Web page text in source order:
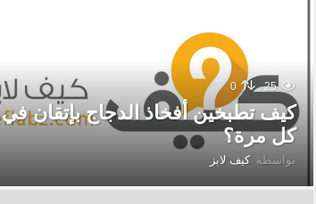
25
0
كيف تطبخين أفخاذ الدجاج بإتقان في
كل مرة؟
بواسطة كيف لابز